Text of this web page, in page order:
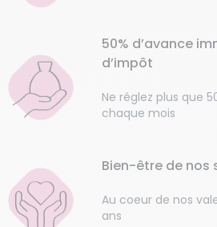
50% d’avance
d’impôt
Ne réglez plus que
chaque mois
Bien-être de nos
Au coeur de nos
ans